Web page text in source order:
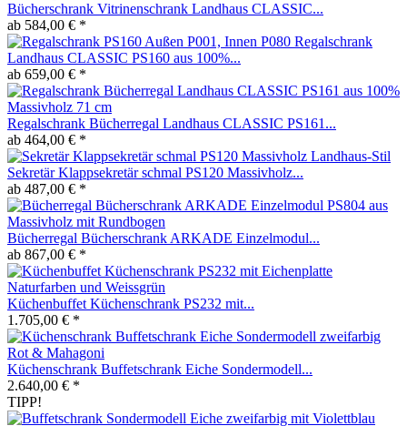
Bücherschrank Vitrinenschrank Landhaus CLASSIC...
ab 584,00 € *
Regalschrank
Landhaus CLASSIC PS160 aus 100%...
ab 659,00 € *
Regalschrank Bücherregal Landhaus CLASSIC PS161...
ab 464,00 € *
Sekretär Klappsekretär schmal PS120 Massivholz...
ab 487,00 € *
Bücherregal Bücherschrank ARKADE Einzelmodul...
ab 867,00 € *
Küchenbuffet Küchenschrank PS232 mit...
1.705,00 € *
Küchenschrank Buffetschrank Eiche Sondermodell...
2.640,00 € *
TIPP!